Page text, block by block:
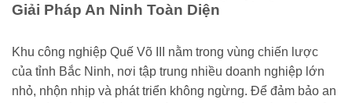
Giải Pháp An Ninh Toàn Diện
Khu công nghiệp Quế Võ III nằm trong vùng chiến lược
của tỉnh Bắc Ninh, nơi tập trung nhiều doanh nghiệp lớn
nhỏ, nhộn nhịp và phát triển không ngừng. Để đảm bảo an